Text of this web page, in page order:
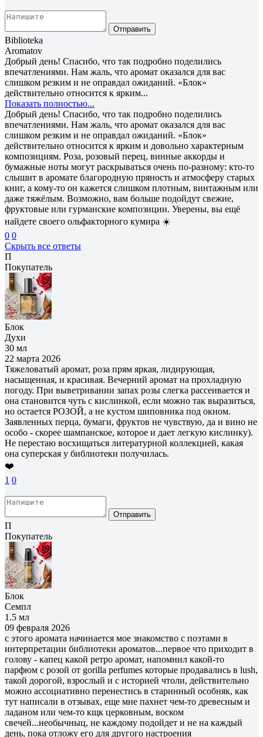
Отправить
Biblioteka
Aromatov
Добрый день! Спасибо, что так подробно поделились
впечатлениями. Нам жаль, что аромат оказался для вас
слишком резким и не оправдал ожиданий. «Блок»
действительно относится к ярким...
Показать полностью...
Добрый день! Спасибо, что так подробно поделились
впечатлениями. Нам жаль, что аромат оказался для вас
слишком резким и не оправдал ожиданий. «Блок»
действительно относится к ярким и довольно характерным
композициям. Роза, розовый перец, винные аккорды и
бумажные ноты могут раскрываться очень по-разному: кто-то
слышит в аромате благородную пряность и атмосферу старых
книг, а кому-то он кажется слишком плотным, винтажным или
даже тяжёлым. Возможно, вам больше подойдут свежие,
фруктовые или гурманские композиции. Уверены, вы ещё
найдете своего ольфакторного кумира ☀️
0 0
Скрыть все ответы
П
Покупатель
Блок
Духи
30 мл
22 марта 2026
Тяжеловатый аромат, роза прям яркая, лидирующая,
насыщенная, и красивая. Вечерний аромат на прохладную
погоду. При выветривании запах розы слегка рассеивается и
она становится чуть с кислинкой, если можно так выразиться,
но остается РОЗОЙ, а не кустом шиповника под окном.
Заявленных перца, бумаги, фруктов не чувствую, да и вино не
особо - скорее шампанское, которое и дает легкую кислинку).
Не перестаю восхищаться литературной коллекцией, какая
она суперская у библиотеки получилась.
❤️
1 0
Отправить
П
Покупатель
Блок
Семпл
1.5 мл
09 февраля 2026
с этого аромата начинается мое знакомство с поэтами в
интерпретации библиотеки ароматов...первое что приходит в
голову - капец какой ретро аромат, напомнил какой-то
парфюм с розой от gorilla perfumes которые продавались в lush,
такой дорогой, взрослый и с историей чтоли, действительно
можно ассоциативно перенестись в старинный особняк, как
тут написали в отзывах, еще мне пахнет чем-то древесным и
ладаном или чем-то кщк церковным, воском
свечей...необычныц, не каждому подойдет и не на каждый
день, пока отложу его для другого настроения